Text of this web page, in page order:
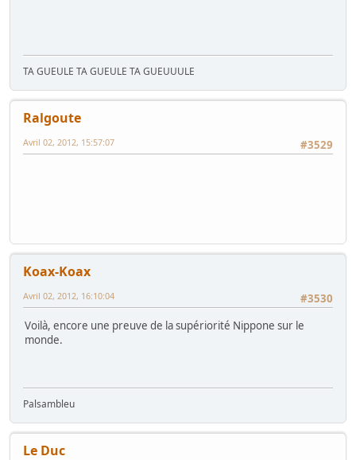
TA GUEULE TA GUEULE TA GUEUUULE
Ralgoute
#3529
Avril 02, 2012, 15:57:07
Koax-Koax
#3530
Avril 02, 2012, 16:10:04
Voilà, encore une preuve de la supériorité Nippone sur le
monde.
Palsambleu
Le Duc